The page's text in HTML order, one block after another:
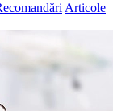
Articole